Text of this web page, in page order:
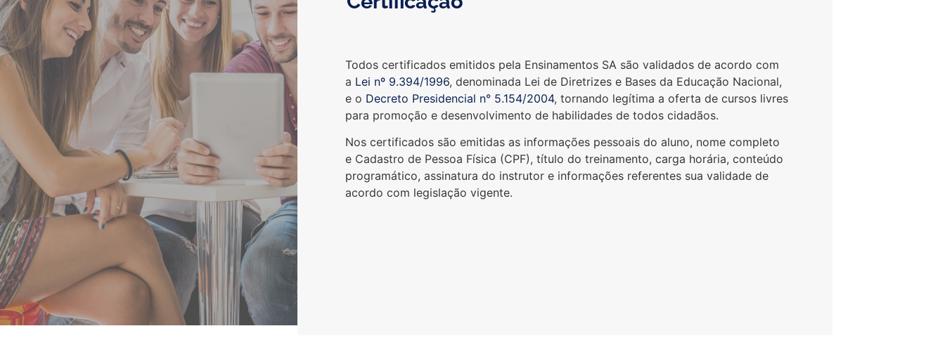
Todos certificados emitidos pela Ensinamentos SA são validados de acordo com
a Lei nº 9.394/1996, denominada Lei de Diretrizes e Bases da Educação Nacional,
e o Decreto Presidencial n° 5.154/2004, tornando legítima a oferta de cursos livres
para promoção e desenvolvimento de habilidades de todos cidadãos.
Nos certificados são emitidas as informações pessoais do aluno, nome completo
e Cadastro de Pessoa Física (CPF), título do treinamento, carga horária, conteúdo
programático, assinatura do instrutor e informações referentes sua validade de
acordo com legislação vigente.